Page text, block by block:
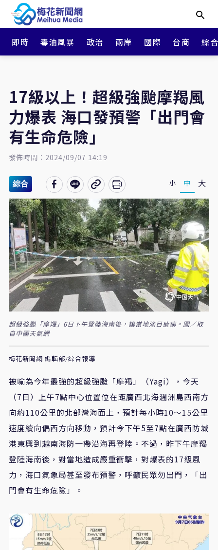
即時 毒油風暴 政治 兩岸 國際 台商 綜
17級以上！超級強颱摩羯風
力爆表 海口發預警「出門會
有生命危險」
發佈時間：2024/09/07 14:19
綜合 小 中 大
超級強颱「摩羯」6日下午登陸海南後，讓當地滿目瘡痍。圖／取
自中國天氣網
梅花新聞網 編輯部/綜合報導
被喻為今年最強的超級強颱「摩羯」（Yagi），今天
（7日）上午7點中心位置位在距廣西北海潿洲島西南方
向約110公里的北部灣海面上，預計每小時10～15公里
速度續向偏西方向移動，預計今下午5至7點在廣西防城
港東興到越南海防一帶沿海再登陸。不過，昨下午摩羯
登陸海南後，對當地造成嚴重衝擊，對爆表的17級風
力，海口氣象局甚至發布預警，呼籲民眾勿出門，「出
門會有生命危險」。